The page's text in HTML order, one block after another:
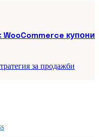
купони
за продажби